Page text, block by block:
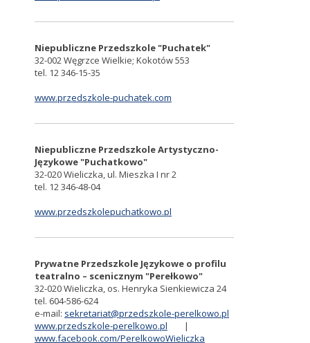
Niepubliczne Przedszkole "Puchatek"
32-002 Węgrzce Wielkie; Kokotów 553
tel. 12 346-15-35
www.przedszkole-puchatek.com
Niepubliczne Przedszkole Artystyczno-
Językowe "Puchatkowo"
32-020 Wieliczka, ul. Mieszka I nr 2
tel. 12 346-48-04
www.przedszkolepuchatkowo.pl
Prywatne Przedszkole Językowe o profilu
teatralno – scenicznym "Perełkowo"
32-020 Wieliczka, os. Henryka Sienkiewicza 24
tel. 604-586-624
e-mail: sekretariat@przedszkole-perelkowo.pl
www.przedszkole-perelkowo.pl |
www.facebook.com/PerelkowoWieliczka